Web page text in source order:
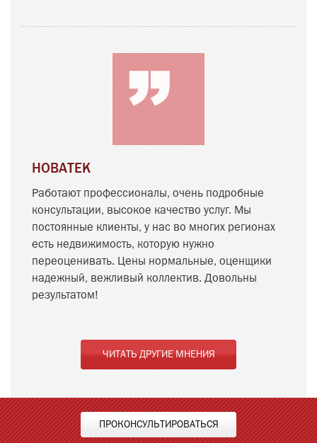
НОВАТЕК
Работают профессионалы, очень подробные
консультации, высокое качество услуг. Мы
постоянные клиенты, у нас во многих регионах
есть недвижимость, которую нужно
переоценивать. Цены нормальные, оценщики
надежный, вежливый коллектив. Довольны
результатом!
ЧИТАТЬ ДРУГИЕ МНЕНИЯ
ПРОКОНСУЛЬТИРОВАТЬСЯ